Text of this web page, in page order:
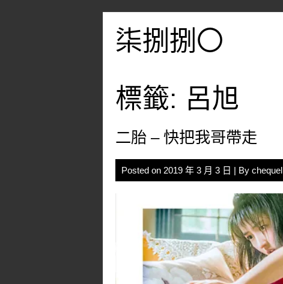
柒捌捌〇
標籤: 呂旭
二胎 – 快把我哥帶走
Posted on 2019 年 3 月 3 日 | By chequel